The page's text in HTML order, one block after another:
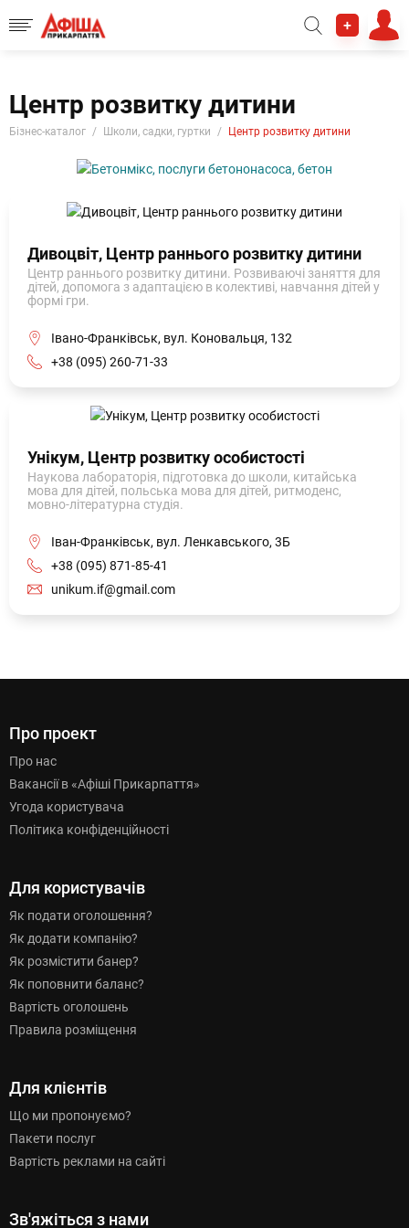
+
Центр розвитку дитини
Бізнес-каталог Школи, садки, гуртки Центр розвитку дитини
Дивоцвіт, Центр раннього розвитку дитини
Центр раннього розвитку дитини. Розвиваючі заняття для
дітей, допомога з адаптацією в колективі, навчання дітей у
формі гри.
Івано-Франківськ, вул. Коновальця, 132
+38 (095) 260-71-33
Унікум, Центр розвитку особистості
Наукова лабораторія, підготовка до школи, китайська
мова для дітей, польська мова для дітей, ритмоденс,
мовно-літературна студія.
Іван-Франківськ, вул. Ленкавського, 3Б
+38 (095) 871-85-41
unikum.if@gmail.com
Про проект
Про нас
Вакансії в «Афіші Прикарпаття»
Угода користувача
Політика конфіденційності
Для користувачів
Як подати оголошення?
Як додати компанію?
Як розмістити банер?
Як поповнити баланс?
Вартість оголошень
Правила розміщення
Для клієнтів
Що ми пропонуємо?
Пакети послуг
Вартість реклами на сайті
Зв'яжіться з нами